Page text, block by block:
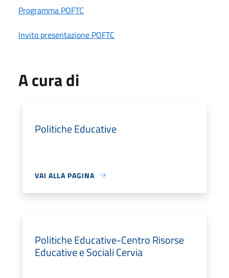
Programma POFTC
Invito presentazione POFTC
A cura di
Politiche Educative
VAI ALLA PAGINA
Politiche Educative-Centro Risorse
Educative e Sociali Cervia